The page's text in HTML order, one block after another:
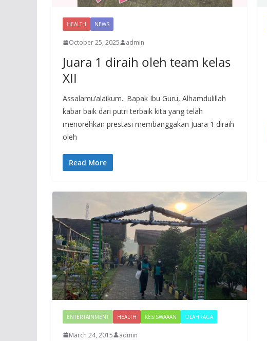
HEALTH NEWS
October 25, 2025 admin
Juara 1 diraih oleh team kelas
XII
Assalamu’alaikum.. Bapak Ibu Guru, Alhamdulillah
kabar baik dari putri terbaik kita yang telah
menorehkan prestasi membanggakan Juara 1 diraih
oleh
Read More
ENTERTAINMENT HEALTH KESISWAAAN OLAHRAGA
March 24, 2015 admin